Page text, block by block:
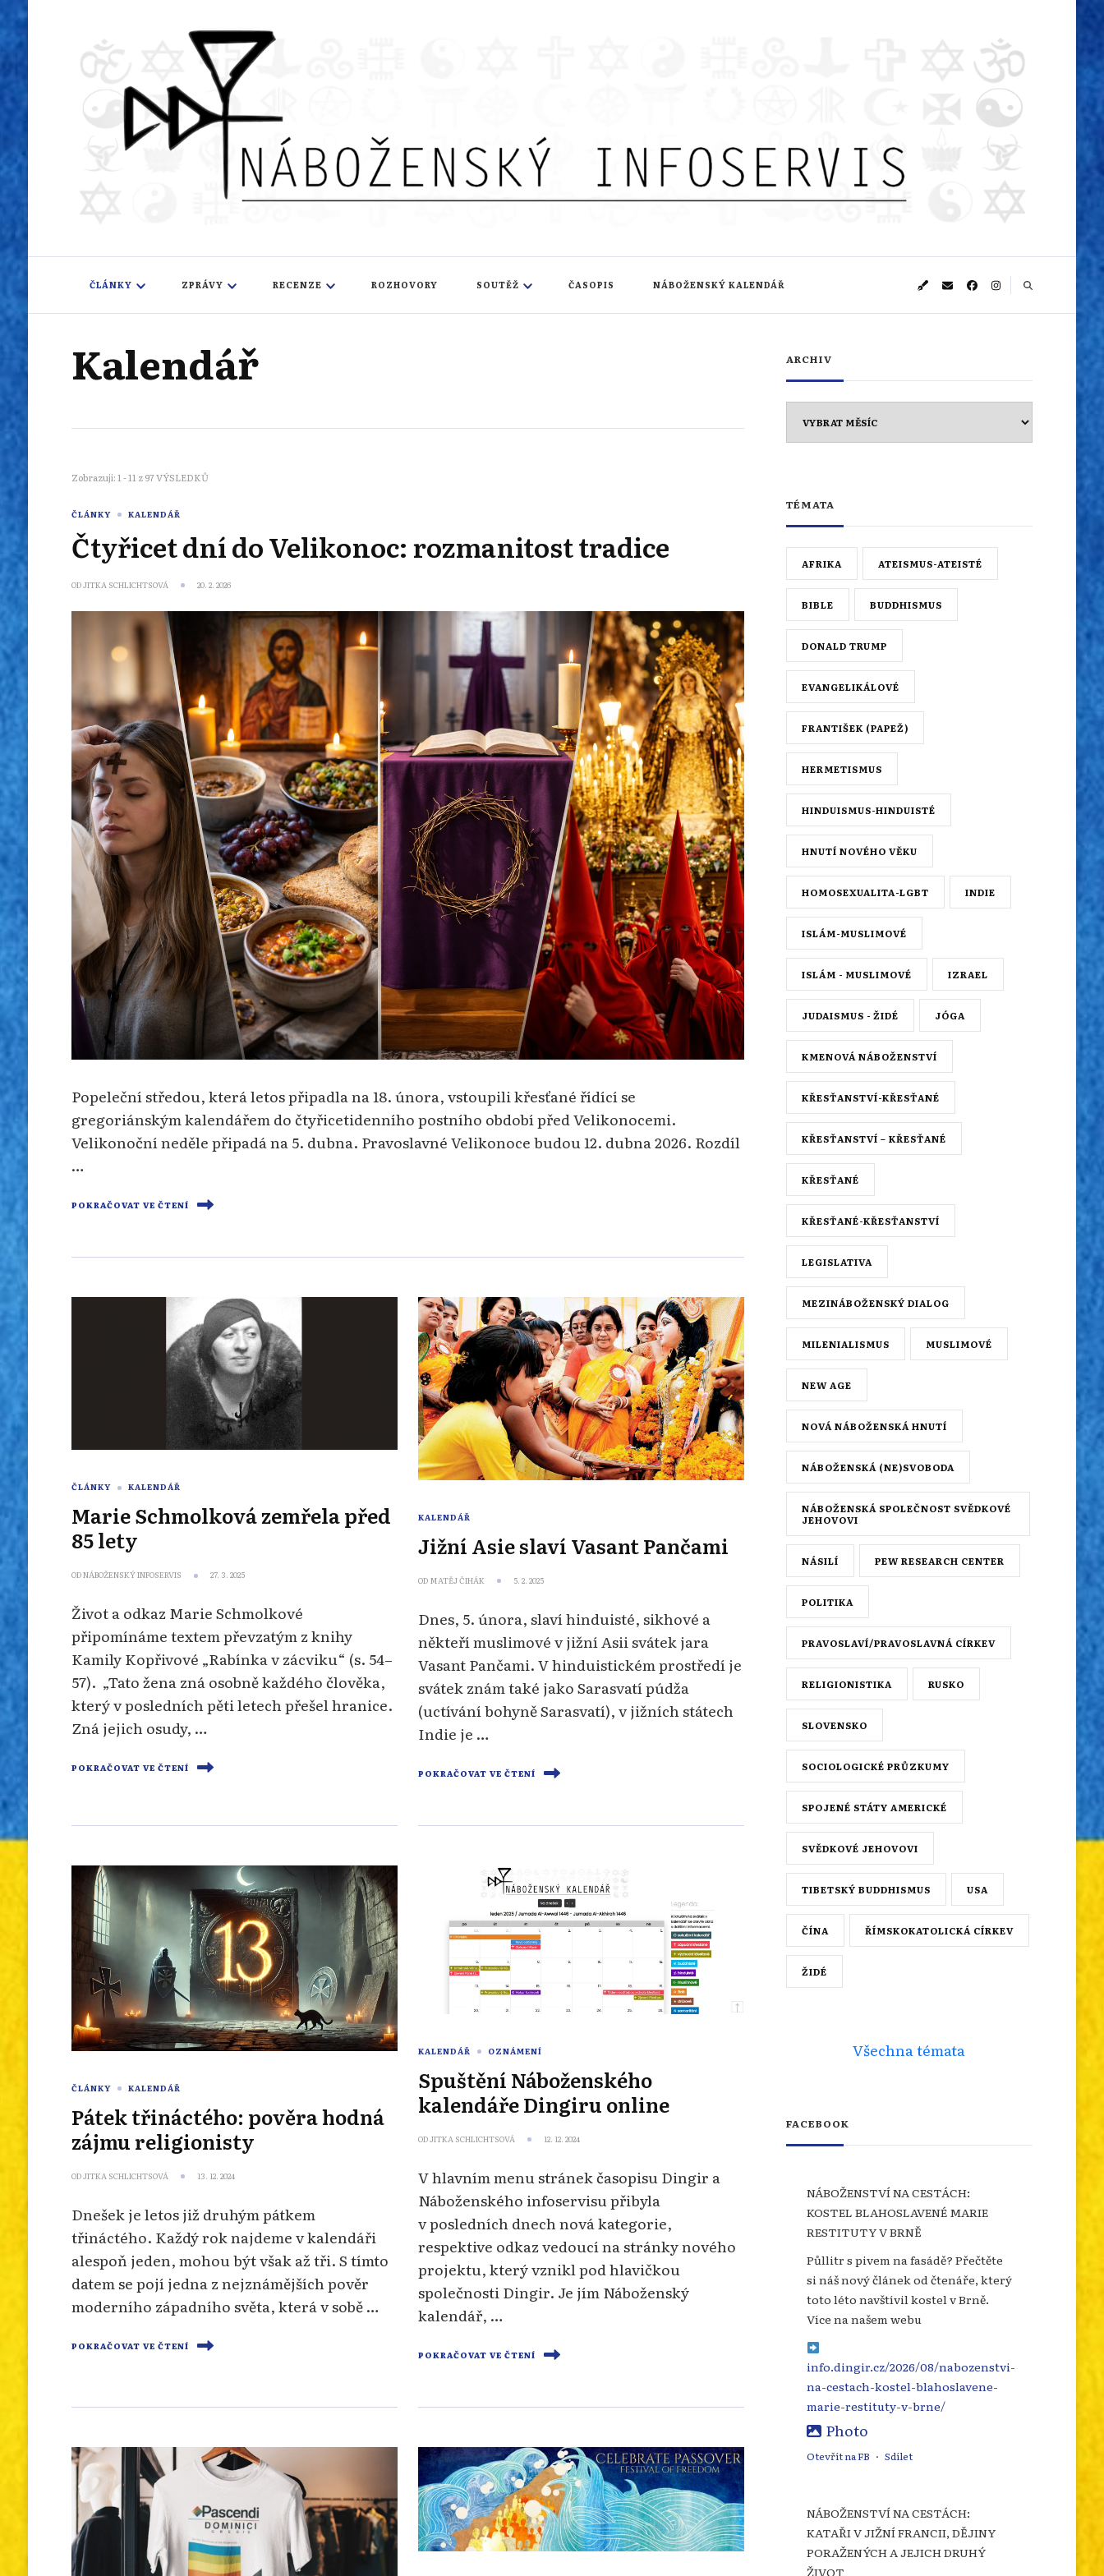
Náboženský infoservis
ČLÁNKY ZPRÁVY RECENZE ROZHOVORY SOUTĚŽ ČASOPIS NÁBOŽENSKÝ KALENDÁŘ
Kalendář
Zobrazuji: 1 - 11 z 97 VÝSLEDKŮ
ČLÁNKY KALENDÁŘ
Čtyřicet dní do Velikonoc: rozmanitost tradice
ODJITKA SCHLICHTSOVÁ 20. 2. 2026
Popeleční středou, která letos připadla na 18. února, vstoupili křesťané řídící se
gregoriánským kalendářem do čtyřicetidenního postního období před Velikonocemi.
Velikonoční neděle připadá na 5. dubna. Pravoslavné Velikonoce budou 12. dubna 2026. Rozdíl
…
POKRAČOVAT VE ČTENÍ
ČLÁNKY KALENDÁŘ
Marie Schmolková zemřela před
85 lety
ODNÁBOŽENSKÝ INFOSERVIS 27. 3. 2025
Život a odkaz Marie Schmolkové
připomínáme textem převzatým z knihy
Kamily Kopřivové „Rabínka v zácviku“ (s. 54–
57). „Tato žena zná osobně každého člověka,
který v posledních pěti letech přešel hranice.
Zná jejich osudy, …
POKRAČOVAT VE ČTENÍ
KALENDÁŘ
Jižní Asie slaví Vasant Pančami
OD MATĚJ ČIHÁK 5. 2. 2025
Dnes, 5. února, slaví hinduisté, sikhové a
někteří muslimové v jižní Asii svátek jara
Vasant Pančami. V hinduistickém prostředí je
svátek znám také jako Sarasvatí púdža
(uctívání bohyně Sarasvatí), v jižních státech
Indie je …
POKRAČOVAT VE ČTENÍ
ČLÁNKY KALENDÁŘ
Pátek třináctého: pověra hodná
zájmu religionisty
ODJITKA SCHLICHTSOVÁ 13. 12. 2024
Dnešek je letos již druhým pátkem
třináctého. Každý rok najdeme v kalendáři
alespoň jeden, mohou být však až tři. S tímto
datem se pojí jedna z nejznámějších pověr
moderního západního světa, která v sobě …
POKRAČOVAT VE ČTENÍ
KALENDÁŘ OZNÁMENÍ
Spuštění Náboženského
kalendáře Dingiru online
ODJITKA SCHLICHTSOVÁ 12. 12. 2024
V hlavním menu stránek časopisu Dingir a
Náboženského infoservisu přibyla
v posledních dnech nová kategorie,
respektive odkaz vedoucí na stránky nového
projektu, který vznikl pod hlavičkou
společnosti Dingir. Je jím Náboženský
kalendář, …
POKRAČOVAT VE ČTENÍ
ARCHIV
TÉMATA
AFRIKA ATEISMUS-ATEISTÉ
BIBLE BUDDHISMUS
DONALD TRUMP
EVANGELIKÁLOVÉ
FRANTIŠEK (PAPEŽ)
HERMETISMUS
HINDUISMUS-HINDUISTÉ
HNUTÍ NOVÉHO VĚKU
HOMOSEXUALITA-LGBT INDIE
ISLÁM-MUSLIMOVÉ
ISLÁM - MUSLIMOVÉ IZRAEL
JUDAISMUS - ŽIDÉ JÓGA
KMENOVÁ NÁBOŽENSTVÍ
KŘESŤANSTVÍ-KŘESŤANÉ
KŘESŤANSTVÍ – KŘESŤANÉ
KŘESŤANÉ
KŘESŤANÉ-KŘESŤANSTVÍ
LEGISLATIVA
MEZINÁBOŽENSKÝ DIALOG
MILENIALISMUS MUSLIMOVÉ
NEW AGE
NOVÁ NÁBOŽENSKÁ HNUTÍ
NÁBOŽENSKÁ (NE)SVOBODA
NÁBOŽENSKÁ SPOLEČNOST SVĚDKOVÉ
JEHOVOVI
NÁSILÍ PEW RESEARCH CENTER
POLITIKA
PRAVOSLAVÍ/PRAVOSLAVNÁ CÍRKEV
RELIGIONISTIKA RUSKO
SLOVENSKO
SOCIOLOGICKÉ PRŮZKUMY
SPOJENÉ STÁTY AMERICKÉ
SVĚDKOVÉ JEHOVOVI
TIBETSKÝ BUDDHISMUS USA
ČÍNA ŘÍMSKOKATOLICKÁ CÍRKEV
ŽIDÉ
Všechna témata
FACEBOOK
NÁBOŽENSTVÍ NA CESTÁCH:
KOSTEL BLAHOSLAVENÉ MARIE
RESTITUTY V BRNĚ
Půllitr s pivem na fasádě? Přečtěte
si náš nový článek od čtenáře, který
toto léto navštívil kostel v Brně.
Více na našem webu
info.dingir.cz/2026/08/nabozenstvi-
na-cestach-kostel-blahoslavene-
marie-restituty-v-brne/
Photo
Otevřít na FB · Sdílet
NÁBOŽENSTVÍ NA CESTÁCH:
KATAŘI V JIŽNÍ FRANCII, DĚJINY
PORAŽENÝCH A JEJICH DRUHÝ
ŽIVOT